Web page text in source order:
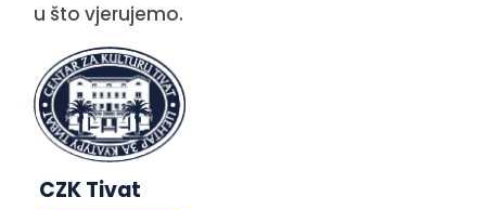
CZK Tivat
u što vjerujemo.